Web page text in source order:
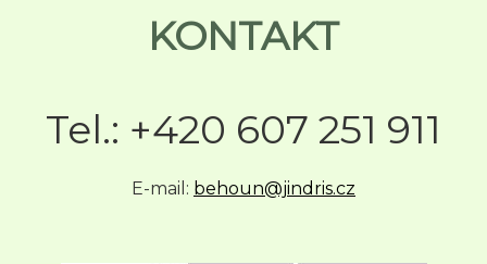
KONTAKT
Tel.: +420 607 251 911
E-mail: behoun@jindris.cz